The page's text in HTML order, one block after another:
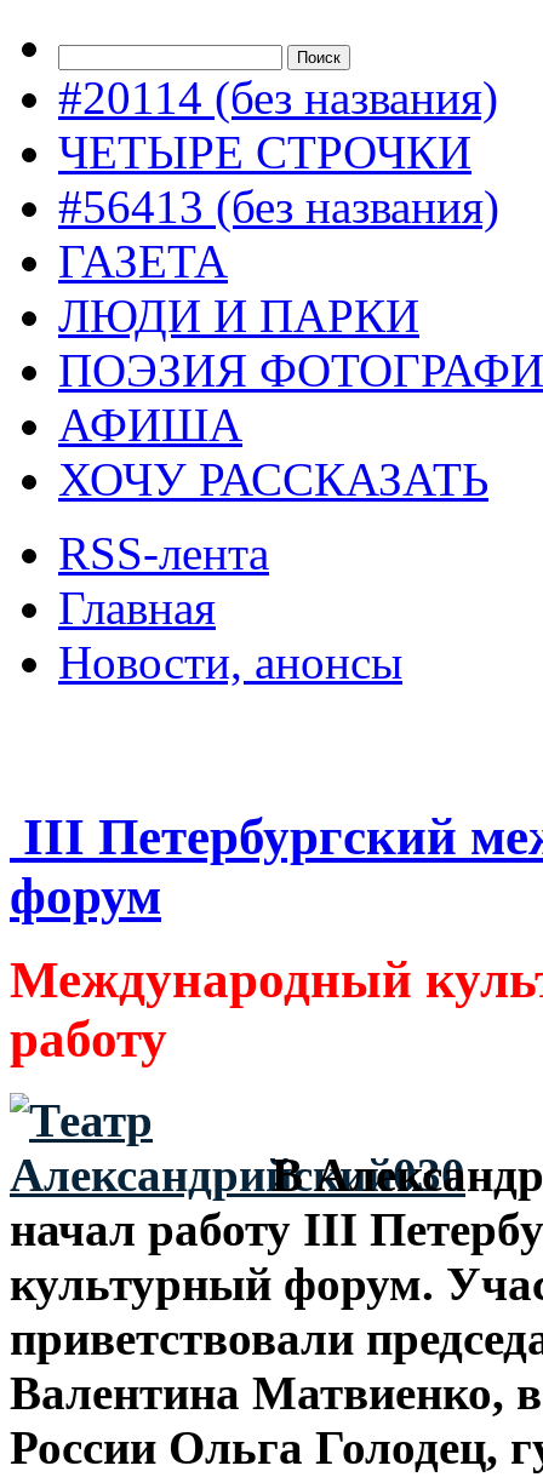
#20114 (без названия)
ЧЕТЫРЕ СТРОЧКИ
#56413 (без названия)
ГАЗЕТА
ЛЮДИ И ПАРКИ
ПОЭЗИЯ
АФИША
ХОЧУ РАССКАЗАТЬ
RSS-лента
Главная
Новости, анонсы
III Петербургский
форум
Международный
работу
В
начал работу III
культурный форум.
приветствовали
Валентина Матвиенко,
России Ольга Голодец,